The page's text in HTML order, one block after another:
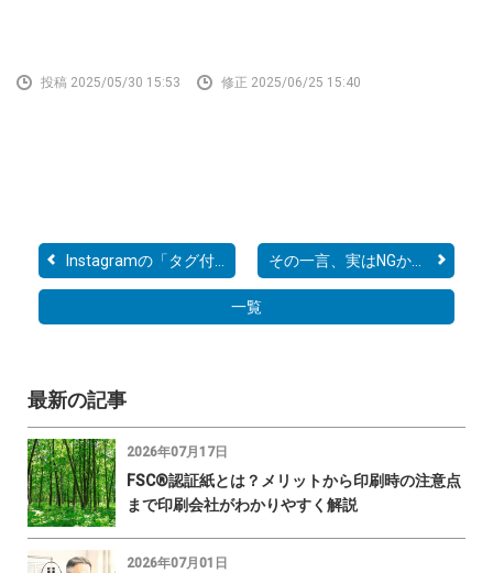
投稿 2025/05/30 15:53 修正 2025/06/25 15:40
Instagramの「タグ付け」...
一覧
最新の記事
2026年07月17日
FSC®認証紙とは？メリットから印刷時の注意点
まで印刷会社がわかりやすく解説
2026年07月01日